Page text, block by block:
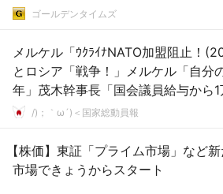
ゴールデンタイムズ
メルケル「ｳｸﾗｲﾅNATO加盟阻止！
とロシア「戦争！」メルケル「自分
年」茂木幹事長「国会議員給与から
動募金」→
/)；｀ω´)＜国家総動員報
【株価】東証「プライム市場」など
市場できょうからスタート